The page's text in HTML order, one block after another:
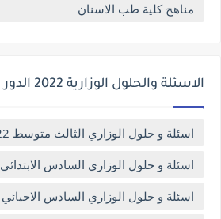
مناهج كلية طب الاسنان
الاسئلة والحلول الوزارية 2022 الدور الاول
اسئلة و حلول الوزاري الثالث متوسط 2022 الدور الاول
اسئلة و حلول الوزاري السادس الابتدائي 2022 الدور الاول
اسئلة و حلول الوزاري السادس الاحيائي 2022 الدور الاول